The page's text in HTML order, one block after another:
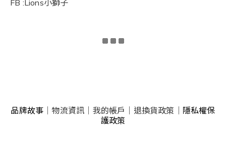
FB :Lions小獅子
品牌故事 物流資訊 我的帳戶 退換貨政策
隱私權保
護政策